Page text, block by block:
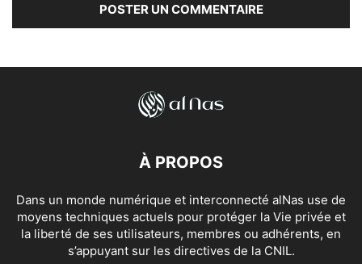
À PROPOS
Dans un monde numérique et interconnecté alNas use de
moyens techniques actuels pour protéger la Vie privée et
la liberté de ses utilisateurs, membres ou adhérents, en
s’appuyant sur les directives de la CNIL.